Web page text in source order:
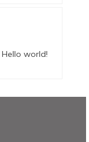
Hello world!